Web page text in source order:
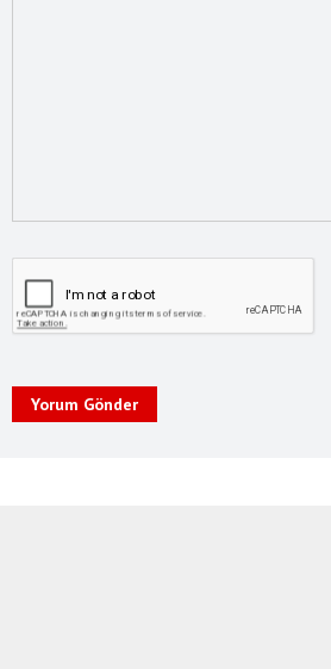
Yorum Gönder